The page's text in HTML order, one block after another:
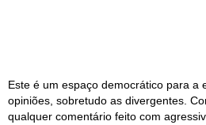
Este é um espaço democrático para a
opiniões, sobretudo as divergentes.
qualquer comentário feito com